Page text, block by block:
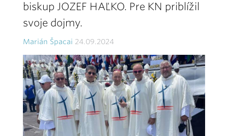
biskup JOZEF HAĽKO. Pre KN priblížil
svoje dojmy.
Marián Špacai 24.09.2024